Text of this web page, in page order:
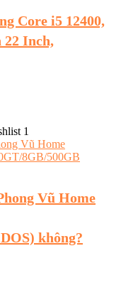
Core i5 12400,
22 Inch,
1
Vũ Home
không?